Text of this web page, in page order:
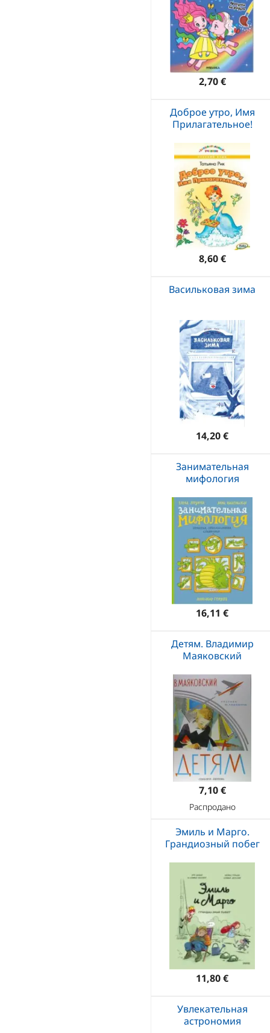
2,70 €
Доброе утро, Имя
Прилагательное!
8,60 €
Васильковая зима
14,20 €
Занимательная
мифология
16,11 €
Детям. Владимир
Маяковский
7,10 €
Распродано
Эмиль и Марго.
Грандиозный побег
11,80 €
Увлекательная
астрономия